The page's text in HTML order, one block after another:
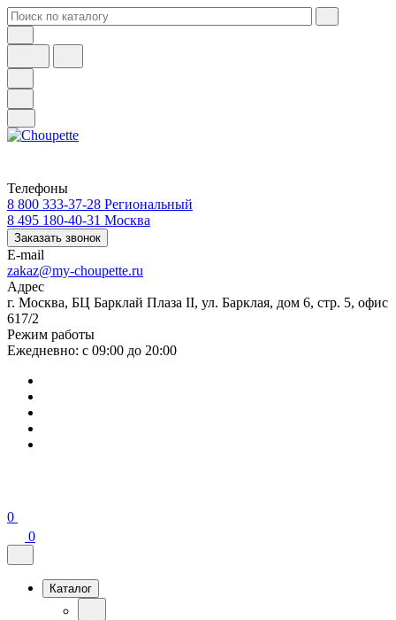
Телефоны
8 800 333-37-28 Региональный
8 495 180-40-31 Москва
Заказать звонок
E-mail
zakaz@my-choupette.ru
Адрес
г. Москва, БЦ Барклай Плаза II, ул. Барклая, дом 6, стр. 5, офис
617/2
Режим работы
Ежедневно: с 09:00 до 20:00
0
0
Каталог